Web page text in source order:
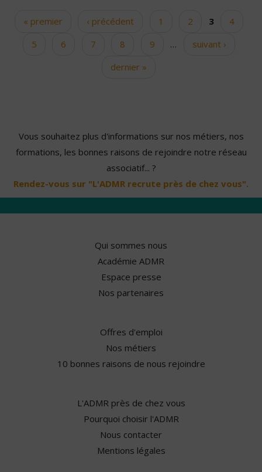
Pages« premier ‹ précédent 1 2 3
4
5
6 7 8 9 …
suivant ›
dernier »
Vous souhaitez plus d'informations sur nos métiers, nos
formations, les bonnes raisons de rejoindre notre réseau
associatif... ?
Rendez-vous sur "L'ADMR recrute près de chez vous".
Qui sommes nous
Académie ADMR
Espace presse
Nos partenaires
Offres d'emploi
Nos métiers
10 bonnes raisons de nous rejoindre
L'ADMR près de chez vous
Pourquoi choisir l'ADMR
Nous contacter
Mentions légales